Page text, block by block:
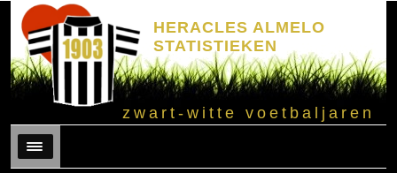
HERACLES ALMELO
STATISTIEKEN
zwart-witte voetbaljaren
Menu